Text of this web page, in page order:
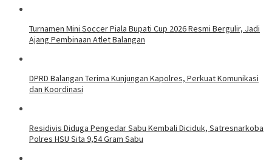
Turnamen Mini Soccer Piala Bupati Cup 2026 Resmi Bergulir, Jadi
Ajang Pembinaan Atlet Balangan
DPRD Balangan Terima Kunjungan Kapolres, Perkuat Komunikasi
dan Koordinasi
Residivis Diduga Pengedar Sabu Kembali Diciduk, Satresnarkoba
Polres HSU Sita 9,54 Gram Sabu